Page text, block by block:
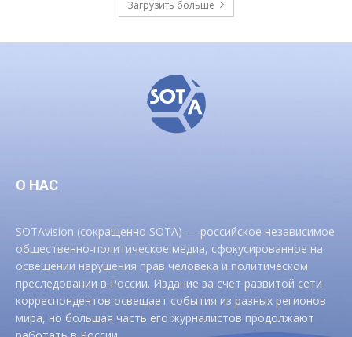
Загрузить больше
О НАС
SOTAvision (сокращенно SOTA) — российское независимое
общественно-политическое медиа, сфокусированное на
освещении нарушения прав человека и политическом
преследовании в России. Издание за счет развитой сети
корреспондентов освещает события из разных регионов
мира, но большая часть его журналистов продолжают